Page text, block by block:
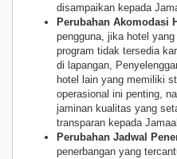
disampaikan kepada
Perubahan Akomodasi
pengguna, jika hotel
program tidak tersedia
di lapangan,
hotel lain yang memiliki
operasional ini penting,
jaminan kualitas yang
transparan kepada
Perubahan Jadwal
penerbangan yang